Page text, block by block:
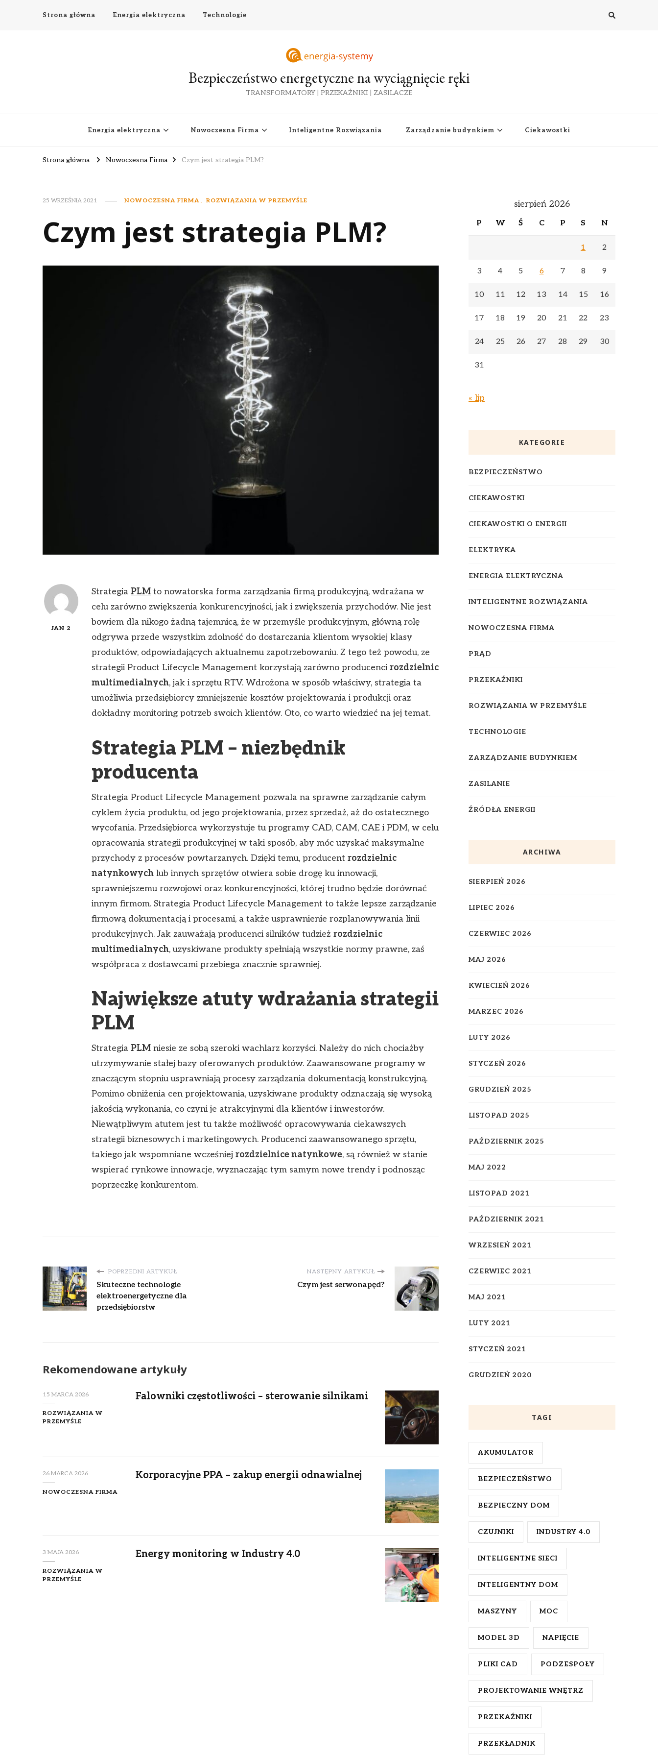
Strona główna Energia elektryczna Technologie
Bezpieczeństwo energetyczne na wyciągnięcie ręki
TRANSFORMATORY | PRZEKAŹNIKI | ZASILACZE
Energia elektryczna Nowoczesna Firma Inteligentne Rozwiązania Zarządzanie budynkiem Ciekawostki
Strona główna Nowoczesna Firma Czym jest strategia PLM?
25 WRZEŚNIA 2021 NOWOCZESNA FIRMA ROZWIĄZANIA W PRZEMYŚLE
Czym jest strategia PLM?
JAN 2
Strategia PLM to nowatorska forma zarządzania firmą produkcyjną, wdrażana w
celu zarówno zwiększenia konkurencyjności, jak i zwiększenia przychodów. Nie jest
bowiem dla nikogo żadną tajemnicą, że w przemyśle produkcyjnym, główną rolę
odgrywa przede wszystkim zdolność do dostarczania klientom wysokiej klasy
produktów, odpowiadających aktualnemu zapotrzebowaniu. Z tego też powodu, ze
strategii Product Lifecycle Management korzystają zarówno producencirozdzielnic
multimedialnych, jak i sprzętu RTV. Wdrożona w sposób właściwy, strategia ta
umożliwia przedsiębiorcy zmniejszenie kosztów projektowania i produkcji oraz
dokładny monitoring potrzeb swoich klientów. Oto, co warto wiedzieć na jej temat.
Strategia PLM – niezbędnik
producenta
Strategia Product Lifecycle Management pozwala na sprawne zarządzanie całym
cyklem życia produktu, od jego projektowania, przez sprzedaż, aż do ostatecznego
wycofania. Przedsiębiorca wykorzystuje tu programy CAD, CAM, CAE i PDM, w celu
opracowania strategii produkcyjnej w taki sposób, aby móc uzyskać maksymalne
przychody z procesów powtarzanych. Dzięki temu, producent rozdzielnic
natynkowych lub innych sprzętów otwiera sobie drogę ku innowacji,
sprawniejszemu rozwojowi oraz konkurencyjności, której trudno będzie dorównać
innym firmom. Strategia Product Lifecycle Management to także lepsze zarządzanie
firmową dokumentacją i procesami, a także usprawnienie rozplanowywania linii
produkcyjnych. Jak zauważają producenci silników tudzież rozdzielnic
multimedialnych, uzyskiwane produkty spełniają wszystkie normy prawne, zaś
współpraca z dostawcami przebiega znacznie sprawniej.
Największe atuty wdrażania strategii
PLM
Strategia PLM niesie ze sobą szeroki wachlarz korzyści. Należy do nich chociażby
utrzymywanie stałej bazy oferowanych produktów. Zaawansowane programy w
znaczącym stopniu usprawniają procesy zarządzania dokumentacją konstrukcyjną.
Pomimo obniżenia cen projektowania, uzyskiwane produkty odznaczają się wysoką
jakością wykonania, co czyni je atrakcyjnymi dla klientów i inwestorów.
Niewątpliwym atutem jest tu także możliwość opracowywania ciekawszych
strategii biznesowych i marketingowych. Producenci zaawansowanego sprzętu,
takiego jak wspomniane wcześniej rozdzielnice natynkowe, są również w stanie
wspierać rynkowe innowacje, wyznaczając tym samym nowe trendy i podnosząc
poprzeczkę konkurentom.
POPRZEDNI ARTYKUŁ
Skuteczne technologie
elektroenergetyczne dla
przedsiębiorstw
NASTĘPNY ARTYKUŁ
Czym jest serwonapęd?
Rekomendowane artykuły
15 MARCA 2026
ROZWIĄZANIA W
PRZEMYŚLE
Falowniki częstotliwości – sterowanie silnikami
26 MARCA 2026
NOWOCZESNA FIRMA
Korporacyjne PPA – zakup energii odnawialnej
3 MAJA 2026
ROZWIĄZANIA W
PRZEMYŚLE
Energy monitoring w Industry 4.0
sierpień 2026
P W Ś C P S N
1 2
3 4 5 6 7 8 9
10 11 12 13 14 15 16
17 18 19 20 21 22 23
24 25 26 27 28 29 30
31
« lip
KATEGORIE
BEZPIECZEŃSTWO
CIEKAWOSTKI
CIEKAWOSTKI O ENERGII
ELEKTRYKA
ENERGIA ELEKTRYCZNA
INTELIGENTNE ROZWIĄZANIA
NOWOCZESNA FIRMA
PRĄD
PRZEKAŹNIKI
ROZWIĄZANIA W PRZEMYŚLE
TECHNOLOGIE
ZARZĄDZANIE BUDYNKIEM
ZASILANIE
ŹRÓDŁA ENERGII
ARCHIWA
SIERPIEŃ 2026
LIPIEC 2026
CZERWIEC 2026
MAJ 2026
KWIECIEŃ 2026
MARZEC 2026
LUTY 2026
STYCZEŃ 2026
GRUDZIEŃ 2025
LISTOPAD 2025
PAŹDZIERNIK 2025
MAJ 2022
LISTOPAD 2021
PAŹDZIERNIK 2021
WRZESIEŃ 2021
CZERWIEC 2021
MAJ 2021
LUTY 2021
STYCZEŃ 2021
GRUDZIEŃ 2020
TAGI
AKUMULATOR
BEZPIECZEŃSTWO
BEZPIECZNY DOM
CZUJNIKI INDUSTRY 4.0
INTELIGENTNE SIECI
INTELIGENTNY DOM
MASZYNY MOC
MODEL 3D NAPIĘCIE
PLIKI CAD PODZESPOŁY
PROJEKTOWANIE WNĘTRZ
PRZEKAŹNIKI
PRZEKŁADNIK